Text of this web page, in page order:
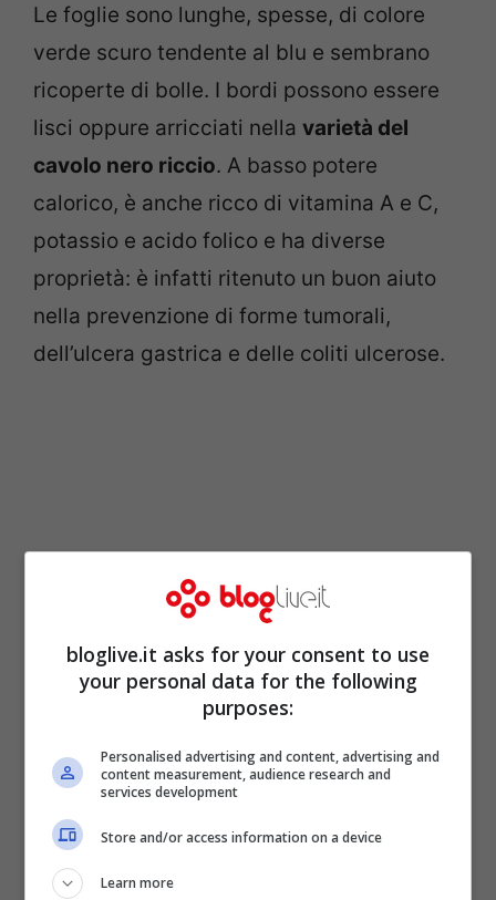
Le foglie sono lunghe, spesse, di colore
verde scuro tendente al blu e sembrano
ricoperte di bolle. I bordi possono essere
lisci oppure arricciati nella varietà del
cavolo nero riccio. A basso potere
calorico, è anche ricco di vitamina A e C,
potassio e acido folico e ha diverse
proprietà: è infatti ritenuto un buon aiuto
nella prevenzione di forme tumorali,
dell’ulcera gastrica e delle coliti ulcerose.
Per godere al massimo di tutte le
del cavolo nero, siano essenutrizionalio
terapeutiche, è necessario che esso venga
cotto in poca acqua e per non più di 15-20
minuti, meglio ancora se cotto a vapore o
bloglive.it asks for your consent to use
your personal data for the following
purposes:
Personalised advertising and content, advertising and
content measurement, audience research and
services development
Store and/or access information on a device
Learn more